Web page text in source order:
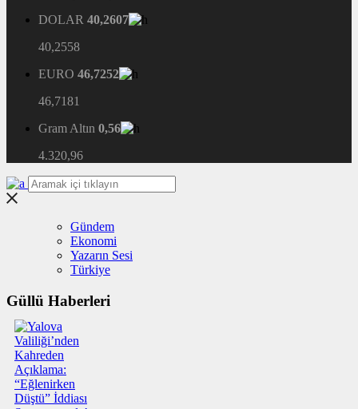
DOLAR 40,2607
40,2558
EURO 46,7252
46,7181
Gram Altın 0,56
4.320,96
Gündem
Ekonomi
Yazarın Sesi
Türkiye
Güllü Haberleri